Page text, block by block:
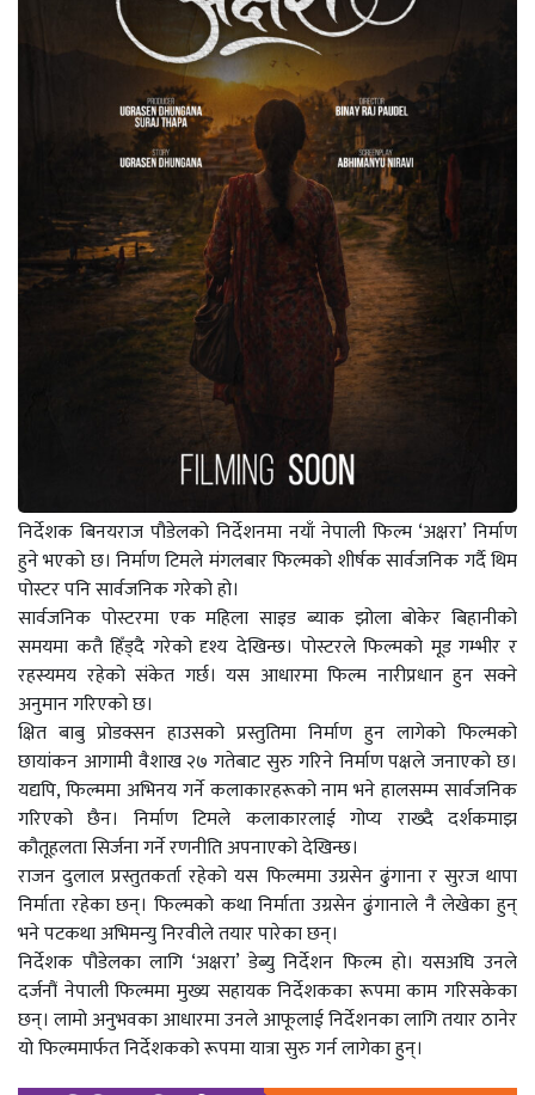
निर्देशक बिनयराज पौडेलको निर्देशनमा नयाँ नेपाली फिल्म ‘अक्षरा’ निर्माण
हुने भएको छ। निर्माण टिमले मंगलबार फिल्मको शीर्षक सार्वजनिक गर्दै थिम
पोस्टर पनि सार्वजनिक गरेको हो।
सार्वजनिक पोस्टरमा एक महिला साइड ब्याक झोला बोकेर बिहानीको
समयमा कतै हिँड्दै गरेको दृश्य देखिन्छ। पोस्टरले फिल्मको मूड गम्भीर र
रहस्यमय रहेको संकेत गर्छ। यस आधारमा फिल्म नारीप्रधान हुन सक्ने
अनुमान गरिएको छ।
क्षित बाबु प्रोडक्सन हाउसको प्रस्तुतिमा निर्माण हुन लागेको फिल्मको
छायांकन आगामी वैशाख २७ गतेबाट सुरु गरिने निर्माण पक्षले जनाएको छ।
यद्यपि, फिल्ममा अभिनय गर्ने कलाकारहरूको नाम भने हालसम्म सार्वजनिक
गरिएको छैन। निर्माण टिमले कलाकारलाई गोप्य राख्दै दर्शकमाझ
कौतूहलता सिर्जना गर्ने रणनीति अपनाएको देखिन्छ।
राजन दुलाल प्रस्तुतकर्ता रहेको यस फिल्ममा उग्रसेन ढुंगाना र सुरज थापा
निर्माता रहेका छन्। फिल्मको कथा निर्माता उग्रसेन ढुंगानाले नै लेखेका हुन्
भने पटकथा अभिमन्यु निरवीले तयार पारेका छन्।
निर्देशक पौडेलका लागि ‘अक्षरा’ डेब्यु निर्देशन फिल्म हो। यसअघि उनले
दर्जनौं नेपाली फिल्ममा मुख्य सहायक निर्देशकका रूपमा काम गरिसकेका
छन्। लामो अनुभवका आधारमा उनले आफूलाई निर्देशनका लागि तयार ठानेर
यो फिल्ममार्फत निर्देशकको रूपमा यात्रा सुरु गर्न लागेका हुन्।